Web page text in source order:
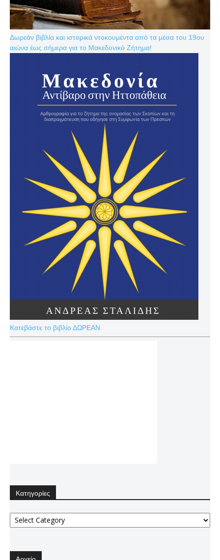
Δωρεάν βιβλία και ιστορικά ντοκουμέντα από τα μέσα του 19ου
αιώνα έως σήμερα για το Μακεδονικό Ζήτημα!
Κατεβάστε το βιβλίο ΔΩΡΕΑΝ
Κατηγορίες
Κατηγορίες